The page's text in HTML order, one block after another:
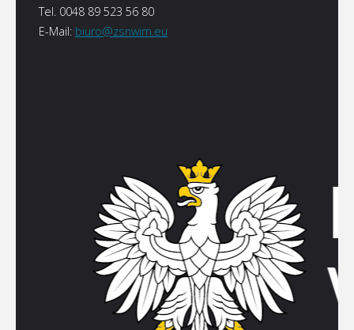
Tel. 0048 89 523 56 80
E-Mail: biuro@zsnwim.eu